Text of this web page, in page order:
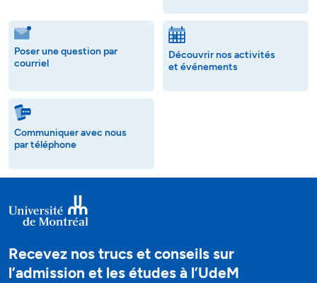
Poser une question par
courriel
Découvrir nos activités
et événements
Communiquer avec nous
par téléphone
Recevez nos trucs et conseils sur
l’admission et les études à l’UdeM